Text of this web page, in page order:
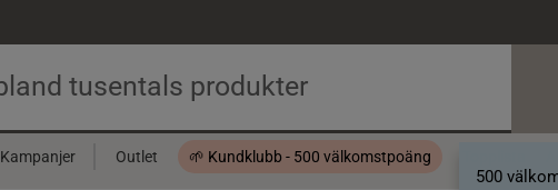
500
Kampanjer Outlet 🌱 Kundklubb - 500 välkomstpoäng